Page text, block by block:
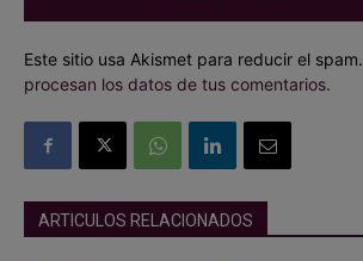
Este sitio usa Akismet para reducir el spam.
procesan los datos de tus comentarios.
ARTICULOS RELACIONADOS